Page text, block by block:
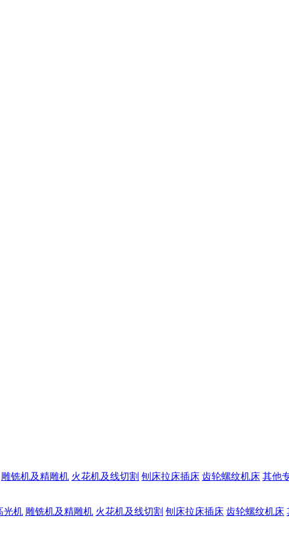
雕铣机及精雕机 火花机及线切割 刨床拉床插床 齿轮螺纹机床 其他
光机 雕铣机及精雕机 火花机及线切割 刨床拉床插床 齿轮螺纹机床